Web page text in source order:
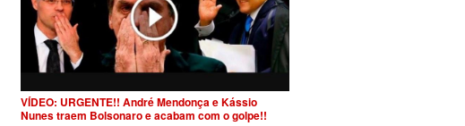
VÍDEO: URGENTE!! André Mendonça e Kássio
Nunes traem Bolsonaro e acabam com o golpe!!